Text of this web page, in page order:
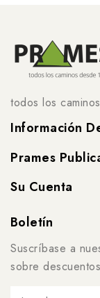
todos los
Información
Prames
Su Cuenta
Boletín
Suscríbase a
sobre